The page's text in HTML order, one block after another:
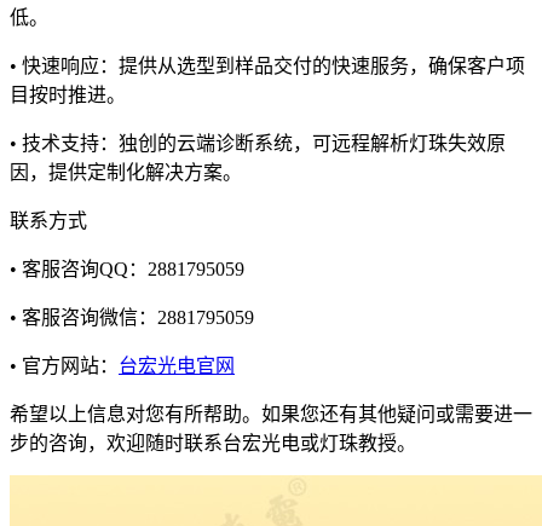
低。
• 快速响应：提供从选型到样品交付的快速服务，确保客户项
目按时推进。
• 技术支持：独创的云端诊断系统，可远程解析灯珠失效原
因，提供定制化解决方案。
联系方式
• 客服咨询QQ：2881795059
• 客服咨询微信：2881795059
• 官方网站： 台宏光电官网
希望以上信息对您有所帮助。如果您还有其他疑问或需要进一
步的咨询，欢迎随时联系台宏光电或灯珠教授。